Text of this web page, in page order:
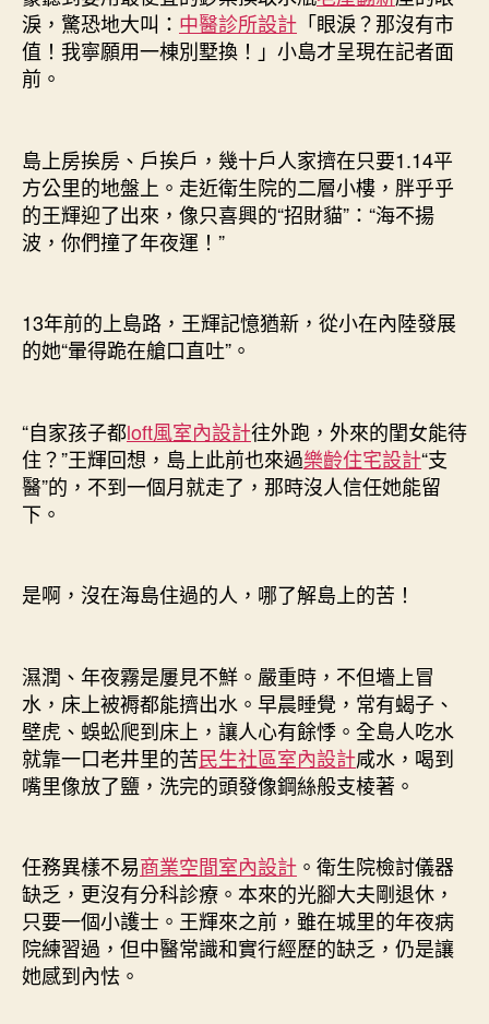
淚，驚恐地大叫： 中醫診所設計 「眼淚？那沒有市
值！我寧願用一棟別墅換！」小島才呈現在記者面
前。
島上房挨房、戶挨戶，幾十戶人家擠在只要1.14平
方公里的地盤上。走近衛生院的二層小樓，胖乎乎
的王輝迎了出來，像只喜興的“招財貓”：“海不揚
波，你們撞了年夜運！”
13年前的上島路，王輝記憶猶新，從小在內陸發展
的她“暈得跪在艙口直吐”。
“自家孩子都loft風室內設計往外跑，外來的閨女能待
住？”王輝回想，島上此前也來過樂齡住宅設計“支
醫”的，不到一個月就走了，那時沒人信任她能留
下。
是啊，沒在海島住過的人，哪了解島上的苦！
濕潤、年夜霧是屢見不鮮。嚴重時，不但墻上冒
水，床上被褥都能擠出水。早晨睡覺，常有蝎子、
壁虎、蜈蚣爬到床上，讓人心有餘悸。全島人吃水
就靠一口老井里的苦民生社區室內設計咸水，喝到
嘴里像放了鹽，洗完的頭發像鋼絲般支棱著。
任務異樣不易商業空間室內設計 。衛生院檢討儀器
缺乏，更沒有分科診療。本來的光腳大夫剛退休，
只要一個小護士。王輝來之前，雖在城里的年夜病
院練習過，但中醫常識和實行經歷的缺乏，仍是讓
她感到內怯。